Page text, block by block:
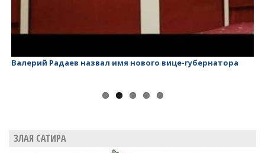
Валерий Радаев - губернатор, у которого ничего нет!
ЗЛАЯ САТИРА